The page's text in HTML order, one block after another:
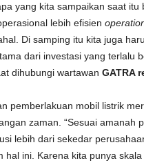
yang kita sampaikan saat
lebih efisien
Di samping itu kita juga
dari investasi yang terlalu
dihubungi wartawan GATRA
pemberlakuan mobil listrik
zaman. “Sesuai amanah
lebih dari sekedar
hal ini. Karena kita punya